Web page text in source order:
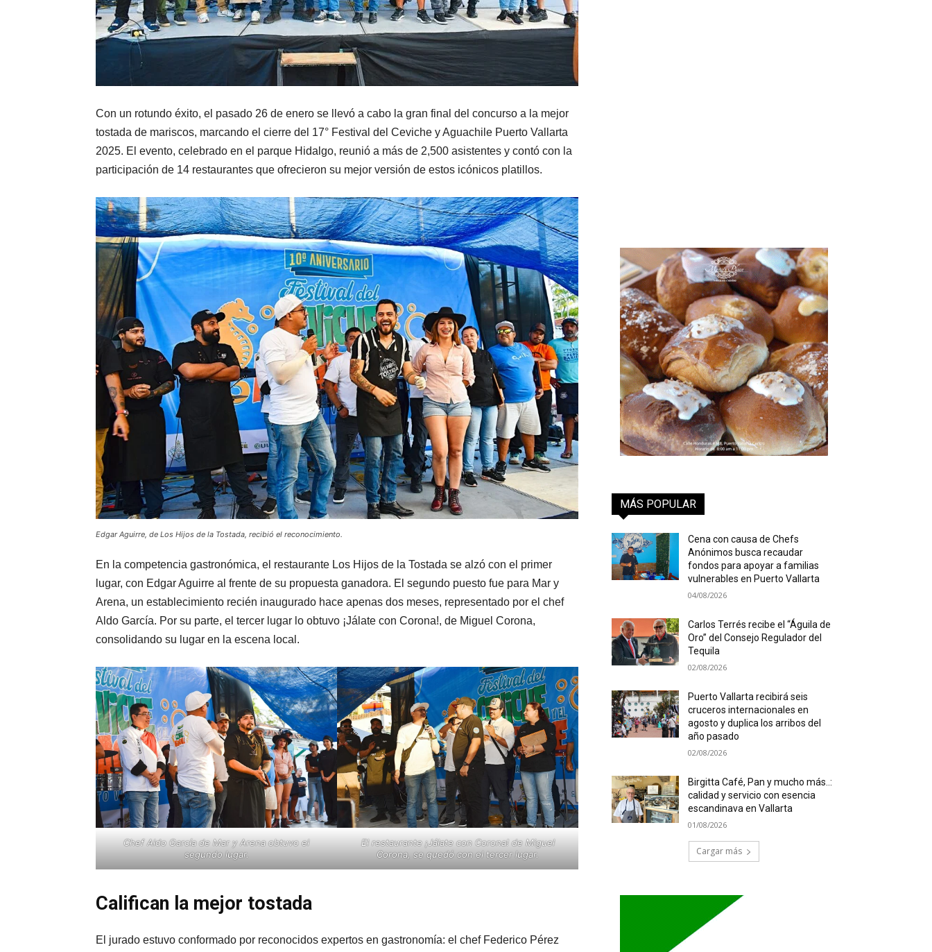
Con un rotundo éxito, el pasado 26 de enero se llevó a cabo la gran final del concurso a la mejor
tostada de mariscos, marcando el cierre del 17° Festival del Ceviche y Aguachile Puerto Vallarta
2025. El evento, celebrado en el parque Hidalgo, reunió a más de 2,500 asistentes y contó con la
participación de 14 restaurantes que ofrecieron su mejor versión de estos icónicos platillos.
Edgar Aguirre, de Los Hijos de la Tostada, recibió el reconocimiento.
En la competencia gastronómica, el restaurante Los Hijos de la Tostada se alzó con el primer
lugar, con Edgar Aguirre al frente de su propuesta ganadora. El segundo puesto fue para Mar y
Arena, un establecimiento recién inaugurado hace apenas dos meses, representado por el chef
Aldo García. Por su parte, el tercer lugar lo obtuvo ¡Jálate con Corona!, de Miguel Corona,
consolidando su lugar en la escena local.
Chef Aldo García de Mar y Arena obtuvo el
segundo lugar.
El restaurante ¡Jálate con Corona! de Miguel
Corona, se quedó con el tercer lugar.
Califican la mejor tostada
El jurado estuvo conformado por reconocidos expertos en gastronomía: el chef Federico Pérez
MÁS POPULAR
Cena con causa de Chefs
Anónimos busca recaudar
fondos para apoyar a familias
vulnerables en Puerto Vallarta
04/08/2026
Carlos Terrés recibe el “Águila de
Oro” del Consejo Regulador del
Tequila
02/08/2026
Puerto Vallarta recibirá seis
cruceros internacionales en
agosto y duplica los arribos del
año pasado
02/08/2026
Birgitta Café, Pan y mucho más..:
calidad y servicio con esencia
escandinava en Vallarta
01/08/2026
Cargar más